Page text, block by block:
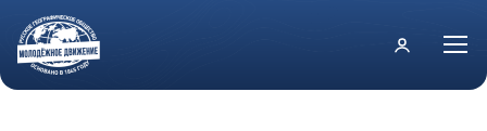
Перейти к основному содержанию